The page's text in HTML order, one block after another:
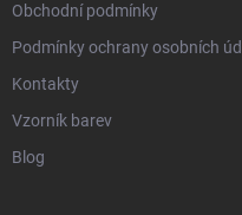
Obchodní podmínky
Podmínky ochrany osobních
Kontakty
Vzorník barev
Blog